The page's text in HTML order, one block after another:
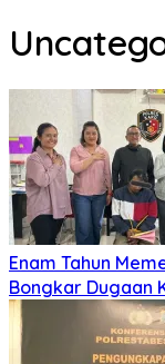
Enam Tahun
Bongkar Dugaan